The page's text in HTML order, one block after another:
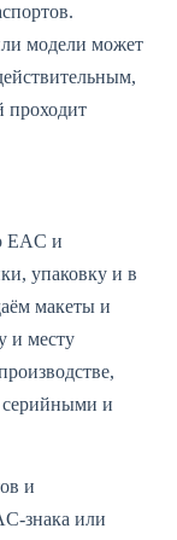
модели может
проходит
EAC и
упаковку и в
макеты и
и месту
серийными и
и
или